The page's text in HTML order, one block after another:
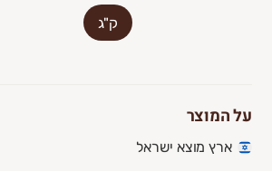
ק"ג
על המוצר
ארץ מוצא ישראל